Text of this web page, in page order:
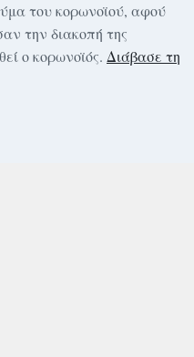
του κορωνοϊού, αφού
την διακοπή της
ο κορωνοϊός. Διάβασε τη